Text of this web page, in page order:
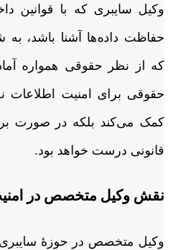
وکیل سایبری که با قوانین
حفاظت داده‌ها آشنا باشد، به
که از نظر حقوقی همواره
حقوقی برای امنیت اطلاعات
کمک می‌کند بلکه در صورت
قانونی درست خواهد بود.
نقش وکیل متخصص در
وکیل متخصص در حوزۀ